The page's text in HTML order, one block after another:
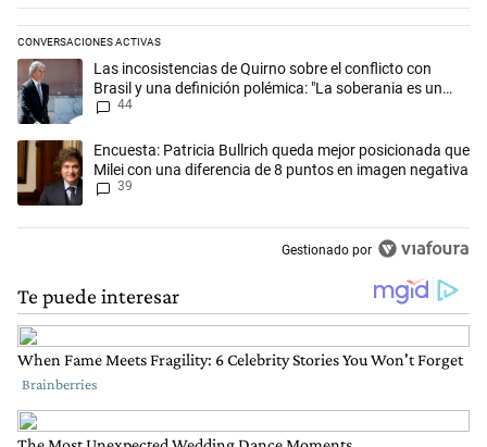
CONVERSACIONES ACTIVAS
Este listado muestra los artículos con más comentarios en los
Un artículo de tendencia con el título "Las incosistencias de Quirno
Las incosistencias de Quirno sobre el conflicto con
Brasil y una definición polémica: "La soberania es un
concepto antiguo"
44
Un artículo de tendencia con el título "Encuesta: Patricia Bullrich
Encuesta: Patricia Bullrich queda mejor posicionada que
Milei con una diferencia de 8 puntos en imagen negativa
39
Gestionado por